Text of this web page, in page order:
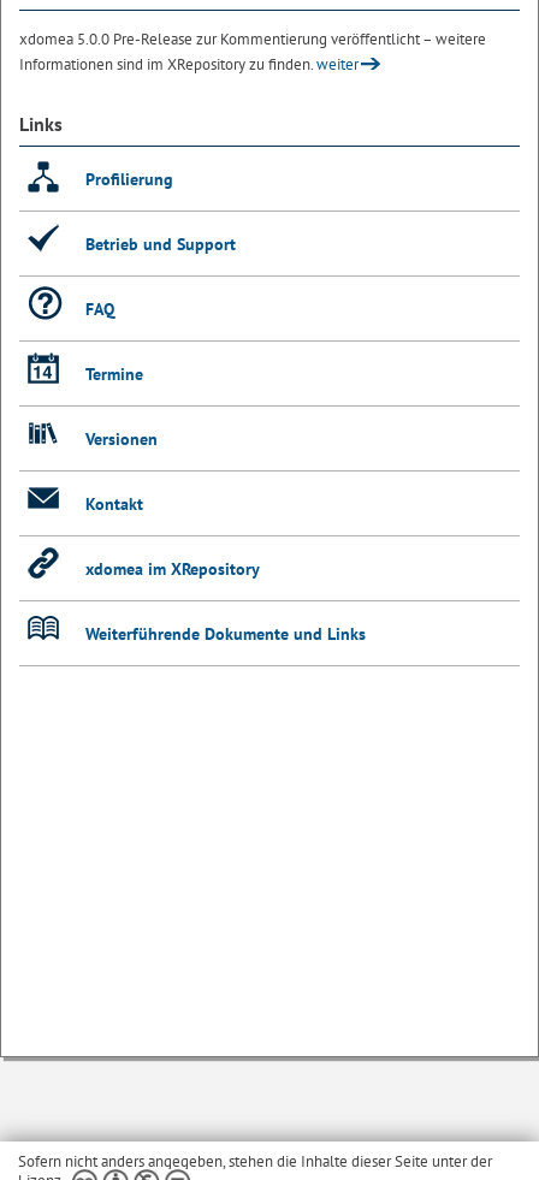
xdomea 5.0.0 Pre-Release zur Kommentierung veröffentlicht – weitere
Informationen sind im XRepository zu finden.weiter
Links
Profilierung
Betrieb und Support
FAQ
Termine
Versionen
Kontakt
xdomea im XRepository
Weiterführende Dokumente und Links
Sofern nicht anders angegeben, stehen die Inhalte dieser Seite unter der